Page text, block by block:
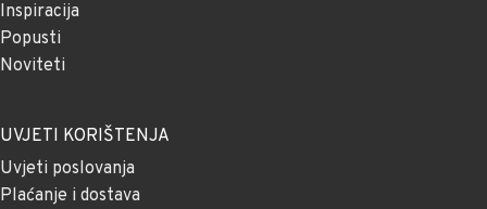
Inspiracija
Popusti
Noviteti
UVJETI KORIŠTENJA
Uvjeti poslovanja
Plaćanje i dostava